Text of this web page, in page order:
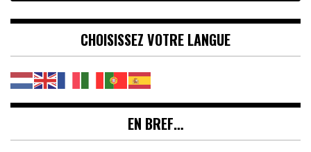
CHOISISSEZ VOTRE LANGUE
EN BREF…